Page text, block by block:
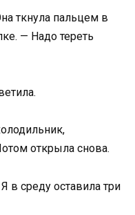
ткнула пальцем в
— Надо тереть
открыла снова.
в среду оставила три